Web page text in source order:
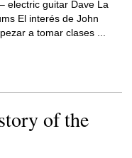
electric guitar Dave La
El interés de John
a tomar clases ...
of the